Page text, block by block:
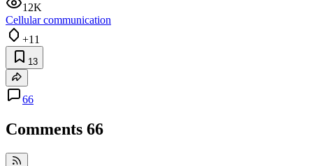
12K
Cellular communication
+11
13
66
Comments 66